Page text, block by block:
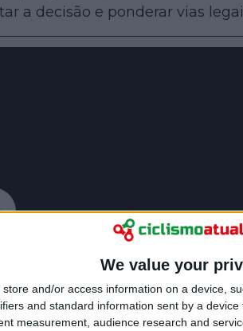
We value your
store and/or access information on a device,
and standard information sent by a
measurement, audience research and
a decisão e ponderar vias